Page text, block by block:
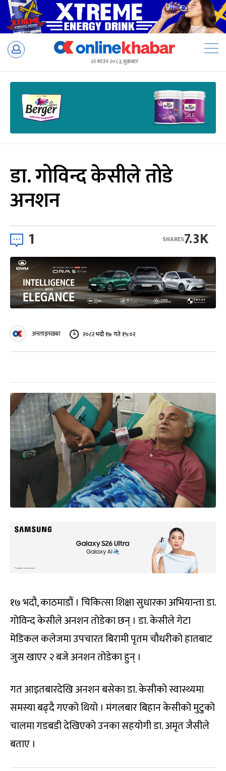
Skip
२२ साउन २०८३, शुक्रबार
डा. गोविन्द केसीले तोडे
अनशन
1 7.3K
SHARES
अनलाइनखबर २०८२ भदौ १७ गते १५:०२
१७ भदौ, काठमाडौं । चिकित्सा शिक्षा सुधारका अभियान्ता डा.
गोविन्द केसीले अनशन तोडेका छन् । डा. केसीले गेटा
मेडिकल कलेजमा उपचारत बिरामी पृतम चौधरीको हातबाट
जुस खाएर २ बजे अनशन तोडेका हुन् ।
गत आइतबारदेखि अनशन बसेका डा. केसीको स्वास्थ्यमा
समस्या बढ्दै गएको थियो । मंगलबार बिहान केसीको मुटुको
चालमा गडबडी देखिएको उनका सहयोगी डा. अमृत जैसीले
बताए ।